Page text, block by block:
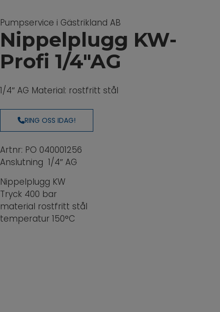
Pumpservice i Gästrikland AB
Nippelplugg KW-
Profi 1/4″AG
1/4″ AG Material: rostfritt stål
RING OSS IDAG!
Artnr: PO 040001256
Anslutning 1/4″ AG
Nippelplugg KW
Tryck 400 bar
material rostfritt stål
temperatur 150°C